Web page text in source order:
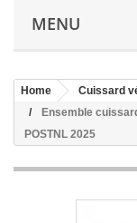
MENU
Home
Cuissard
Ensemble
POSTNL 2025